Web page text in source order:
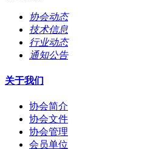
协会动态
技术信息
行业动态
通知公告
关于我们
协会简介
协会文件
协会管理
会员单位